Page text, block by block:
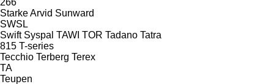
Starke Arvid Sunward
SWSL
Swift Syspal TAWI TOR Tadano Tatra
815 T-series
Tecchio Terberg Terex
TA
Teupen